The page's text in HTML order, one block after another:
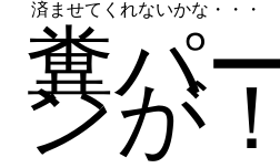
済ませてくれないかな・・・
糞パ
ンが！